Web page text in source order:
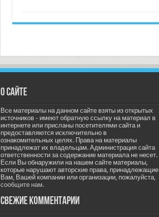
О сайте
Все материалы на данном сайте взяты из открытых
источников - имеют обратную ссылку на материал в
интернете или присланы посетителями сайта и
предоставляются исключительно в
ознакомительных целях. Права на материалы
принадлежат их владельцам. Администрация сайта
ответственности за содержание материала не несет.
Если Вы обнаружили на нашем сайте материалы,
которые нарушают авторские права, принадлежащие
Вам, Вашей компании или организации, пожалуйста,
сообщите нам.
Свежие комментарии